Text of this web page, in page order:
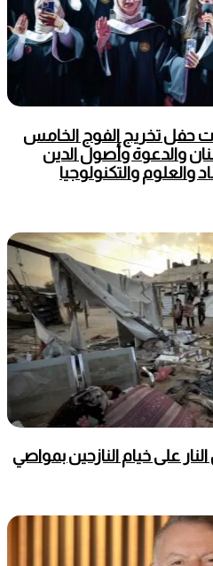
حفل تخريج الفوج الخامس
والدعوة وأصول الدين
والعلوم والتكنولوجيا
النار على خيام النازحين بمواصي